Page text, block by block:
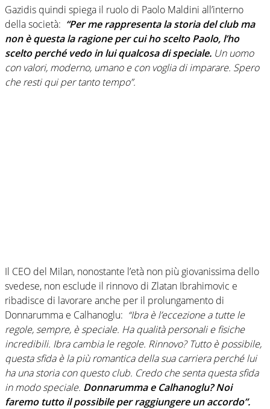
Gazidis quindi spiega il ruolo di Paolo Maldini all’interno
della società: “Per me rappresenta la storia del club ma
non è questa la ragione per cui ho scelto Paolo, l’ho
scelto perché vedo in lui qualcosa di speciale. Un uomo
con valori, moderno, umano e con voglia di imparare. Spero
che resti qui per tanto tempo”.
Il CEO del Milan, nonostante l’età non più giovanissima dello
svedese, non esclude il rinnovo di Zlatan Ibrahimovic e
ribadisce di lavorare anche per il prolungamento di
Donnarumma e Calhanoglu: “Ibra è l’eccezione a tutte le
regole, sempre, è speciale. Ha qualità personali e fisiche
incredibili. Ibra cambia le regole. Rinnovo? Tutto è possibile,
questa sfida è la più romantica della sua carriera perché lui
ha una storia con questo club. Credo che senta questa sfida
in modo speciale. Donnarumma e Calhanoglu? Noi
faremo tutto il possibile per raggiungere un accordo”.